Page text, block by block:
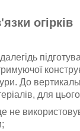
огірків
До
для